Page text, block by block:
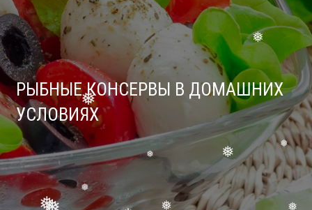
❅
❅
❅
❅
РЫБНЫЕ КОНСЕРВЫ В ДОМАШНИХ
УСЛОВИЯХ